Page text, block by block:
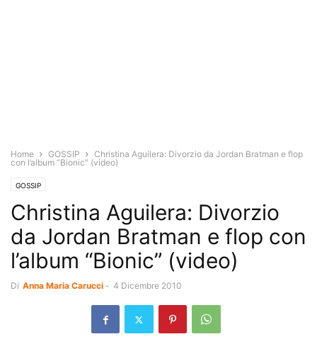
Home GOSSIP
Christina Aguilera: Divorzio da Jordan Bratman e flop
con l’album “Bionic” (video)
GOSSIP
Christina Aguilera: Divorzio
da Jordan Bratman e flop con
l’album “Bionic” (video)
Di Anna Maria Carucci - 4 Dicembre 2010